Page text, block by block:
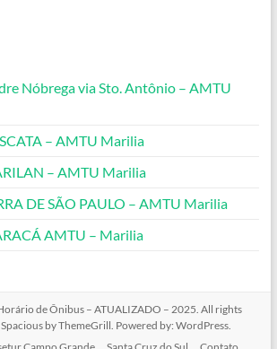
Nóbrega via Sto. Antônio – AMTU
– AMTU Marilia
– AMTU Marilia
DE SÃO PAULO – AMTU Marilia
AMTU – Marilia
de Ônibus – ATUALIZADO – 2025. All rights
Spaciousby ThemeGrill. Powered by: WordPress.